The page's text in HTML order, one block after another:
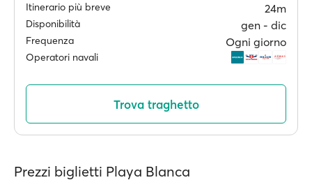
Itinerario più breve 24m
Disponibilità gen ‐ dic
Frequenza Ogni giorno
Operatori navali
Trova traghetto
Prezzi biglietti Playa Blanca